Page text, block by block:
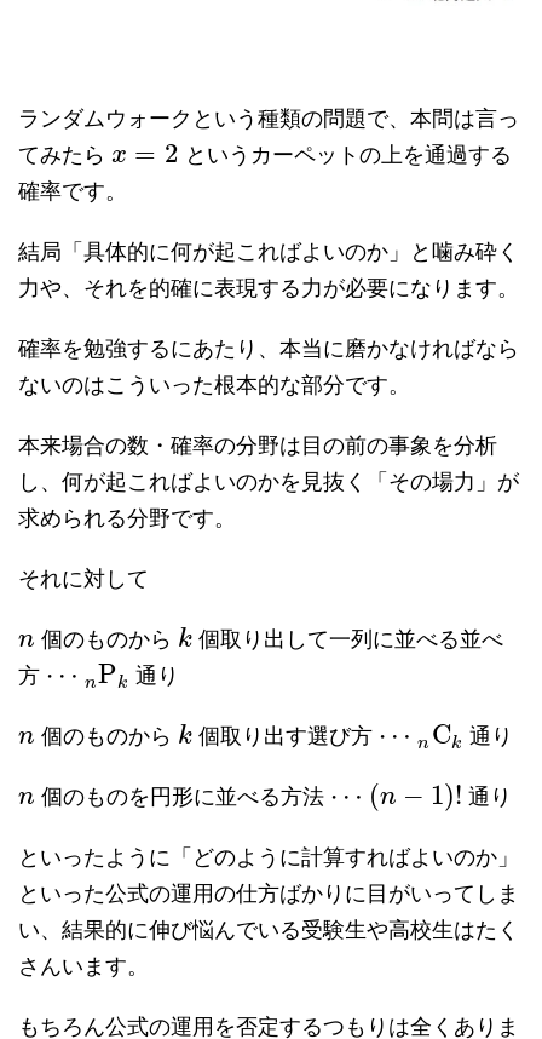
ランダムウォークという種類の問題で、本問は言っ
てみたら x = 2 というカーペットの上を通過する
確率です。
結局「具体的に何が起こればよいのか」と噛み砕く
力や、それを的確に表現する力が必要になります。
確率を勉強するにあたり、本当に磨かなければなら
ないのはこういった根本的な部分です。
本来場合の数・確率の分野は目の前の事象を分析
し、何が起こればよいのかを見抜く「その場力」が
求められる分野です。
それに対して
n 個のものから k 個取り出して一列に並べる並べ
方 ⋯ nPk 通り
n 個のものから k 個取り出す選び方 ⋯ n Ck 通り
n 個のものを円形に並べる方法 ⋯ (n − 1)! 通り
といったように「どのように計算すればよいのか」
といった公式の運用の仕方ばかりに目がいってしま
い、結果的に伸び悩んでいる受験生や高校生はたく
さんいます。
もちろん公式の運用を否定するつもりは全くありま